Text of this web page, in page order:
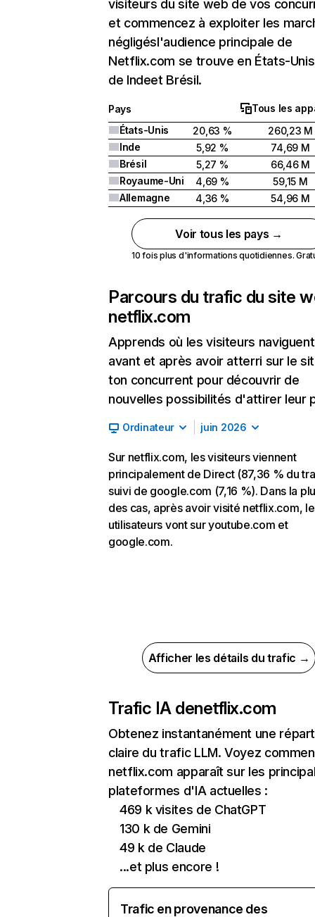
visiteurs du site web de vos
et commencez à exploiter les
négligésl'audience principale de
Netflix.com se trouve en États-
de Indeet Brésil.
Pays
Tous les
États-Unis
20,63 %
260,23 M
Inde
5,92 %
74,69 M
Brésil
5,27 %
66,46 M
Royaume-Uni
4,69 %
59,15 M
Allemagne
4,36 % 54,96 M
Voir tous les pays →
10 fois plus d'informations quotidiennes.
Parcours du trafic du site
netflix.com
Apprends où les visiteurs naviguent
avant et après avoir atterri sur le
ton concurrent pour découvrir de
nouvelles possibilités d'attirer leur
Ordinateur juin 2026
Sur netflix.com, les visiteurs viennent
principalement de Direct (87,36 % du
suivi de google.com (7,16 %). Dans la
des cas, après avoir visité netflix.com,
utilisateurs vont sur youtube.com et
google.com.
Afficher les détails du trafic →
Trafic IA denetflix.com
Obtenez instantanément une
claire du trafic LLM. Voyez
netflix.com apparaît sur les
plateformes d'IA actuelles :
469 k visites de ChatGPT
130 k de Gemini
49 k de Claude
...et plus encore !
Trafic en provenance des